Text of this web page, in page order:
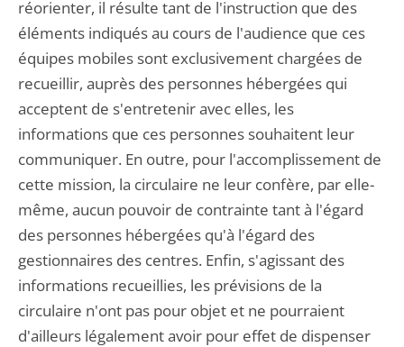
réorienter, il résulte tant de l'instruction que des
éléments indiqués au cours de l'audience que ces
équipes mobiles sont exclusivement chargées de
recueillir, auprès des personnes hébergées qui
acceptent de s'entretenir avec elles, les
informations que ces personnes souhaitent leur
communiquer. En outre, pour l'accomplissement de
cette mission, la circulaire ne leur confère, par elle-
même, aucun pouvoir de contrainte tant à l'égard
des personnes hébergées qu'à l'égard des
gestionnaires des centres. Enfin, s'agissant des
informations recueillies, les prévisions de la
circulaire n'ont pas pour objet et ne pourraient
d'ailleurs légalement avoir pour effet de dispenser